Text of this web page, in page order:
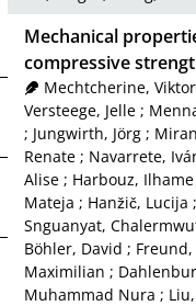
Mechanical
compressive
Mechtcherine, Viktor
Versteege, Jelle;
; Jungwirth, Jörg;
Renate; Navarrete,
Alise; Harbouz, Ilhame
Mateja ; Hanžič, Lucija ;
Snguanyat,
Böhler, David ;
Maximilian ;
Muhammad Nura ;